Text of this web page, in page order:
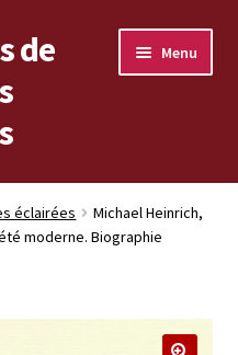
de
Menu
éclairées
Michael Heinrich,
moderne. Biographie